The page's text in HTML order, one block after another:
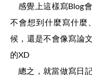
感覺上這樣寫Blog
不會想到什麼寫什麼
候，還是不會像寫論
的XD
總之，就當做寫日